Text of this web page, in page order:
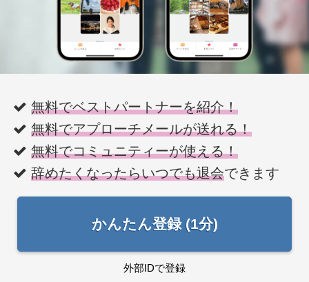
無料でベストパートナーを紹介！
無料でアプローチメールが送れる！
無料でコミュニティーが使える！
辞めたくなったらいつでも退会できます
かんたん登録 (1分)
外部IDで登録